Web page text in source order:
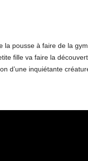
la pousse à faire de la
fille va faire la
d’une inquiétante